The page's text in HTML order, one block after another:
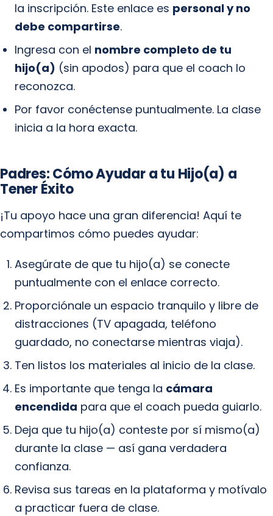
la inscripción. Este enlace es personal y no
debe compartirse.
Ingresa con el nombre completo de tu
hijo(a) (sin apodos) para que el coach lo
reconozca.
Por favor conéctense puntualmente. La clase
inicia a la hora exacta.
Padres: Cómo Ayudar a tu Hijo(a) a
Tener Éxito
¡Tu apoyo hace una gran diferencia! Aquí te
compartimos cómo puedes ayudar:
Asegúrate de que tu hijo(a) se conecte
puntualmente con el enlace correcto.
Proporciónale un espacio tranquilo y libre de
distracciones (TV apagada, teléfono
guardado, no conectarse mientras viaja).
Ten listos los materiales al inicio de la clase.
Es importante que tenga la cámara
encendida para que el coach pueda guiarlo.
Deja que tu hijo(a) conteste por sí mismo(a)
durante la clase — así gana verdadera
confianza.
Revisa sus tareas en la plataforma y motívalo
a practicar fuera de clase.